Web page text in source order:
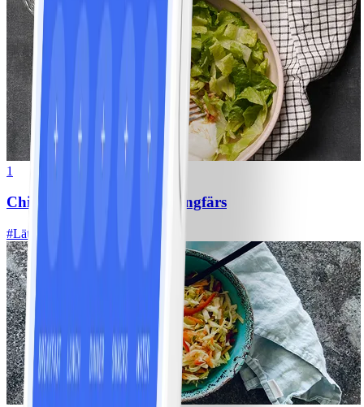
1
Chili con carne med kycklingfärs
#Lätt